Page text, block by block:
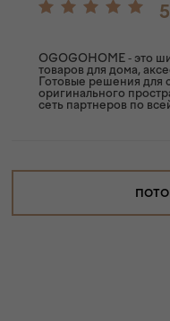
OGOGOHOME - это
товаров для дома,
Готовые решения для
оригинального
сеть партнеров по